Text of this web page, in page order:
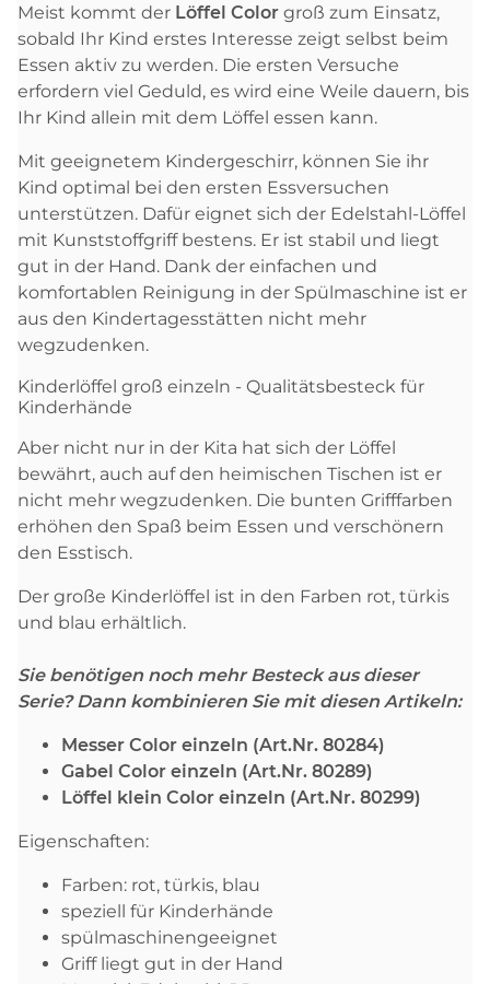
Meist kommt der Löffel Color groß zum Einsatz,
sobald Ihr Kind erstes Interesse zeigt selbst beim
Essen aktiv zu werden. Die ersten Versuche
erfordern viel Geduld, es wird eine Weile dauern, bis
Ihr Kind allein mit dem Löffel essen kann.
Mit geeignetem Kindergeschirr, können Sie ihr
Kind optimal bei den ersten Essversuchen
unterstützen. Dafür eignet sich der Edelstahl-Löffel
mit Kunststoffgriff bestens. Er ist stabil und liegt
gut in der Hand. Dank der einfachen und
komfortablen Reinigung in der Spülmaschine ist er
aus den Kindertagesstätten nicht mehr
wegzudenken.
Kinderlöffel groß einzeln - Qualitätsbesteck für
Kinderhände
Aber nicht nur in der Kita hat sich der Löffel
bewährt, auch auf den heimischen Tischen ist er
nicht mehr wegzudenken. Die bunten Grifffarben
erhöhen den Spaß beim Essen und verschönern
den Esstisch.
Der große Kinderlöffel ist in den Farben rot, türkis
und blau erhältlich.
Sie benötigen noch mehr Besteck aus dieser
Serie? Dann kombinieren Sie mit diesen Artikeln:
Messer Color einzeln (Art.Nr. 80284)
Gabel Color einzeln (Art.Nr. 80289)
Löffel klein Color einzeln (Art.Nr. 80299)
Eigenschaften:
Farben: rot, türkis, blau
speziell für Kinderhände
spülmaschinengeeignet
Griff liegt gut in der Hand